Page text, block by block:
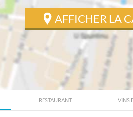
AFFICHER LA
JACKY À CROISY-SUR-ANDELLE
RESTAURANT VINS